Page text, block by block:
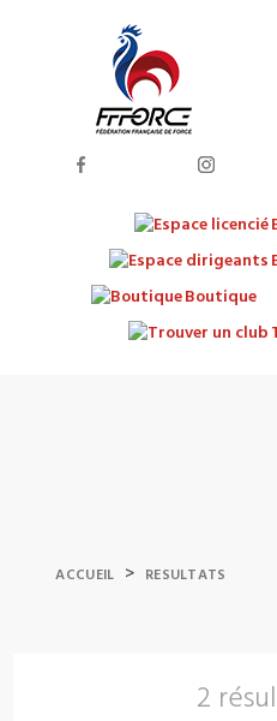
Boutique
ACCUEIL > RESULTATS
2